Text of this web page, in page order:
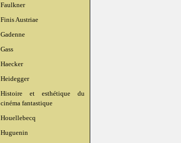
Faulkner
Finis Austriae
Gadenne
Gass
Haecker
Heidegger
Histoire et esthétique du
cinéma fantastique
Houellebecq
Huguenin